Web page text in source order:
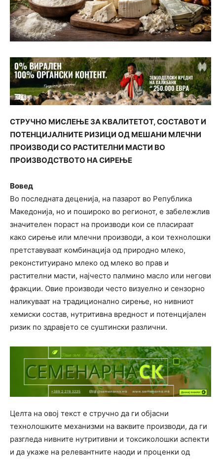
СТРУЧНО МИСЛЕЊЕ ЗА КВАЛИТЕТОТ, СОСТАВОТ И
ПОТЕНЦИЈАЛНИТЕ РИЗИЦИ ОД МЕШАНИ МЛЕЧНИ
ПРОИЗВОДИ СО РАСТИТЕЛНИ МАСТИ ВО
ПРОИЗВОДСТВОТО НА СИРЕЊЕ
Вовед
Во последната деценија, на пазарот во Република
Македонија, но и пошироко во регионот, е забележлив
значителен пораст на производи кои се пласираат
како сирење или млечни производи, а кои технолошки
претставуваат комбинација од природно млеко,
реконституирано млеко од млеко во прав и
растителни масти, најчесто палмино масло или негови
фракции. Овие производи често визуелно и сензорно
наликуваат на традиционално сирење, но нивниот
хемиски состав, нутритивна вредност и потенцијален
ризик по здравјето се суштински различни.
Целта на овој текст е стручно да ги објасни
технолошките механизми на ваквите производи, да ги
разгледа нивните нутритивни и токсиколошки аспекти
и да укаже на релевантните наоди и проценки од